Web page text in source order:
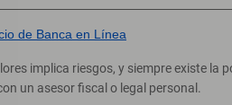
de Banca en Línea
implica riesgos, y siempre existe
un asesor fiscal o legal personal.